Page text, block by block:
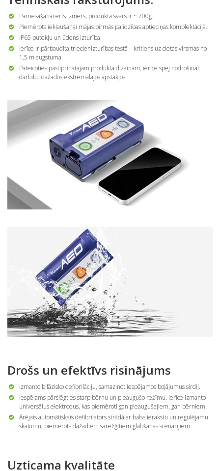
Pārnēsāšanai ērts izmērs, produkta svars ir ~ 700g.
Piemērots iekļaušanai mājas pirmās palīdzības aptieciņas komplektācijā.
IP65 putekļu un ūdens izturība.
Ierīce ir pārbaudīta triecienizturības testā – kritiens uz cietas virsmas no
1,5 m augstuma.
Pateicoties pastiprinātajam produkta dizainam, ierīce spēj nodrošināt
darbību dažādos ekstremālajos apstākļos.
Drošs un efektīvs risinājums
Izmanto bifāzisko defibrilāciju, samazinot iespējamos bojājumus sirdij.
Iespējams pārslēgties starp bērnu un pieaugušo režīmu. Ierīce izmanto
universālus elektrodus, kas piemēroti gan pieaugušajiem, gan bērniem.
Ārējais automātiskais defibrilators strādā ar balss ierakstu un regulējamu
skaļumu, piemērots dažādiem sarežģītiem glābšanas scenārijiem.
Uzticama kvalitāte